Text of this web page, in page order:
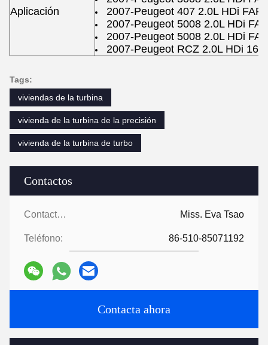
Contactos
Contactos: Miss. Eva Tsao
Teléfono: 86-510-85071192
Contacta ahora
Aplicación
2007-Peugeot 407 2.0L HDi
2007-Peugeot 5008 2.0L HDi
2007-Peugeot 5008 2.0L HDi
2007-Peugeot RCZ 2.0L HDi
Tags:
viviendas de la turbina
vivienda de la turbina de la precisión
vivienda de la turbina de turbo